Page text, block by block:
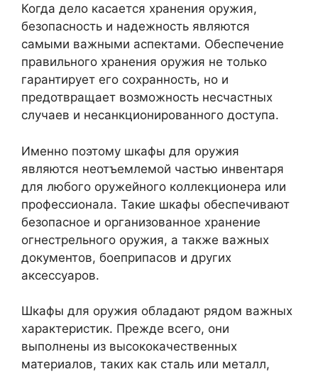
Когда дело касается хранения оружия,
безопасность и надежность являются
самыми важными аспектами. Обеспечение
правильного хранения оружия не только
гарантирует его сохранность, но и
предотвращает возможность несчастных
случаев и несанкционированного доступа.
Именно поэтому шкафы для оружия
являются неотъемлемой частью инвентаря
для любого оружейного коллекционера или
профессионала. Такие шкафы обеспечивают
безопасное и организованное хранение
огнестрельного оружия, а также важных
документов, боеприпасов и других
аксессуаров.
Шкафы для оружия обладают рядом важных
характеристик. Прежде всего, они
выполнены из высококачественных
материалов, таких как сталь или металл,